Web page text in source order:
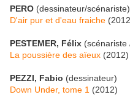
PERO (dessinateur/
D'air pur et d'eau fraiche
PESTEMER, Félix (scénariste
La poussière des aïeux (2012)
PEZZI, Fabio (dessinateur)
Down Under, tome 1 (2012)